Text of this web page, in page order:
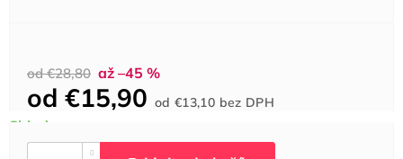
od €28,80 až –45 %
od €15,90 od€13,10 bez DPHcena: